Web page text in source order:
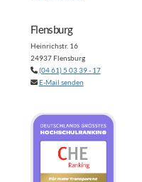
Flensburg
Heinrichstr. 16
24937 Flensburg
(04 61) 5 03 39 - 17
E-Mail senden